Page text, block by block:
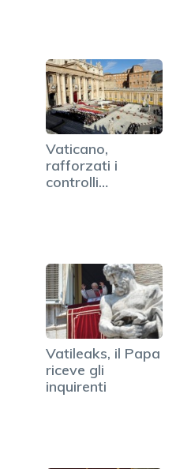
Vaticano,
rafforzati i
controlli
Vatileaks, il Papa
riceve gli
inquirenti